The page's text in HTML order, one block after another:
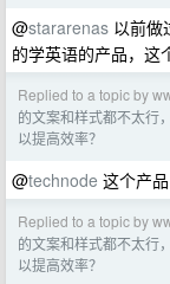
@stararenas 以前做
的学英语的产品，这
Replied to a topic by
的文案和样式都不太行
以提高效率？
@technode 这个产
Replied to a topic by
的文案和样式都不太行
以提高效率？